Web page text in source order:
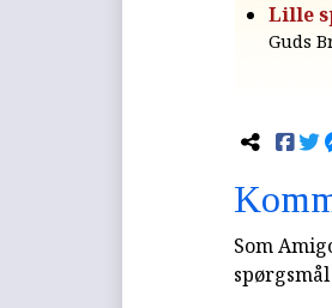
Lille
Guds
Som
spørgsmål